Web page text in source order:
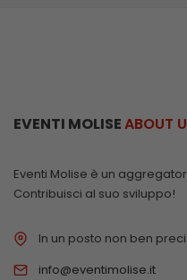
EVENTI MOLISEABOUT
Eventi Molise è un
Contribuisci al suo sviluppo!
In un posto non ben
info@eventimolise.it